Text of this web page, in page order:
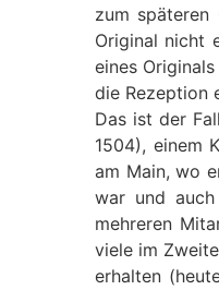
zum
Original nicht
eines
die Rezeption
Das ist der
1504), einem
am Main, wo
war und
mehreren
viele im
erhalten